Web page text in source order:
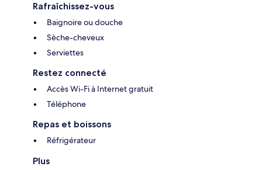
Rafraîchissez-vous
Baignoire ou douche
Sèche-cheveux
Serviettes
Restez connecté
Accès Wi-Fi à Internet gratuit
Téléphone
Repas et boissons
Réfrigérateur
Plus